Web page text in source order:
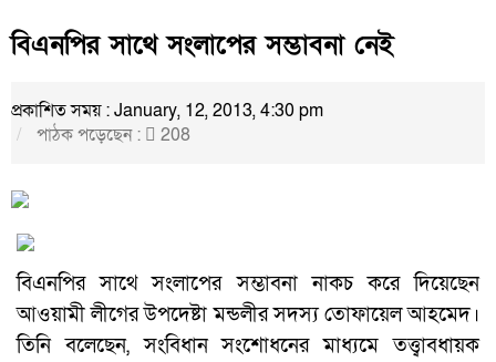
বিএনপির সাথে সংলাপের সম্ভাবনা নেই
প্রকাশিত সময় : January, 12, 2013, 4:30 pm
পাঠক পড়েছেন :
208
বিএনপির সাথে সংলাপের সম্ভাবনা নাকচ করে দিয়েছেন
আওয়ামী লীগের উপদেষ্টা মন্ডলীর সদস্য তোফায়েল আহমেদ।
তিনি বলেছেন, সংবিধান সংশোধনের মাধ্যমে তত্ত্বাবধায়ক